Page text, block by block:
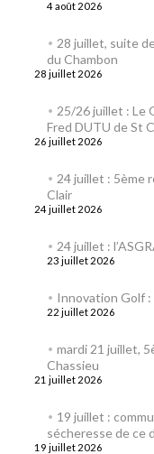
4 août 2026
28 juillet, suite
du Chambon
28 juillet 2026
25/26 juillet : Le
Fred DUTU de St
26 juillet 2026
24 juillet : 5ème
Clair
24 juillet 2026
24 juillet :
23 juillet 2026
Innovation Golf
22 juillet 2026
mardi 21 juillet,
Chassieu
21 juillet 2026
19 juillet :
sécheresse de ce
19 juillet 2026